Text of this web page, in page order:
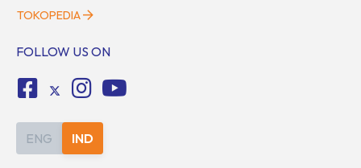
TOKOPEDIA
FOLLOW US ON
ENG IND